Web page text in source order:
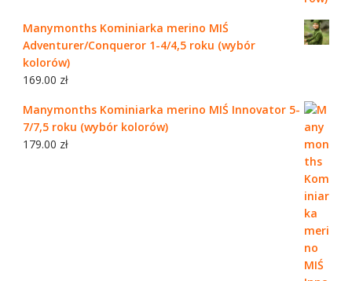
Manymonths Kominiarka merino MIŚ
Adventurer/Conqueror 1-4/4,5 roku (wybór
kolorów)
169.00 zł
Manymonths Kominiarka merino MIŚ Innovator 5-
7/7,5 roku (wybór kolorów)
179.00 zł